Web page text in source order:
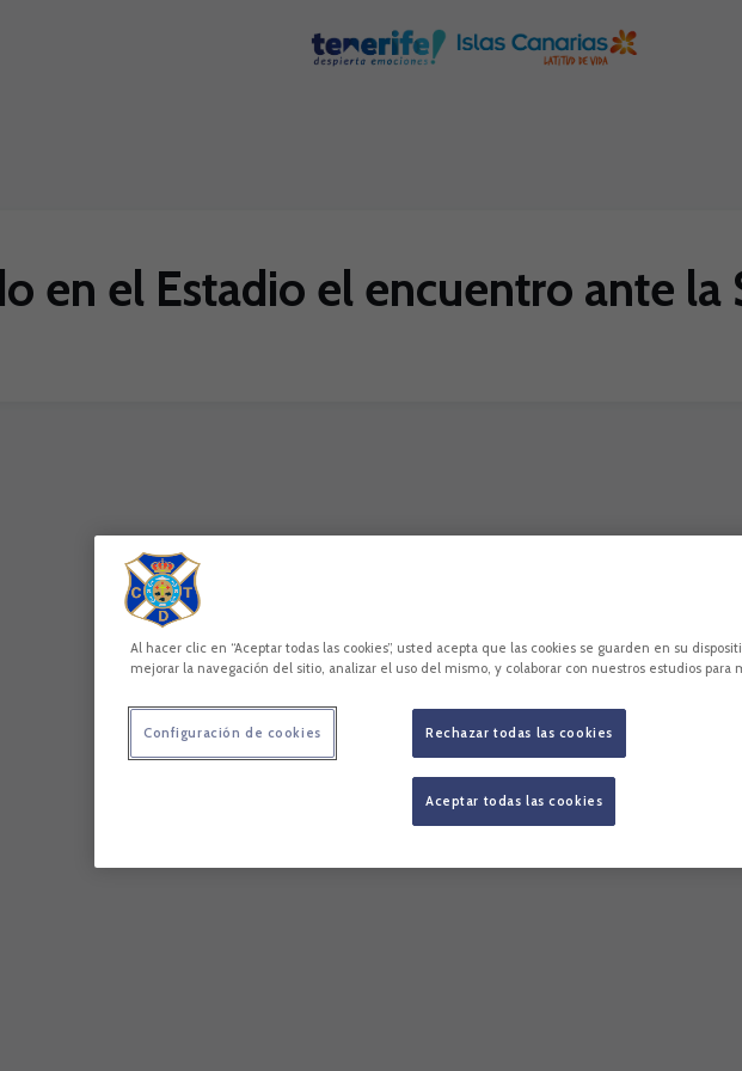
en el Estadio el encuentro ante la
Al hacer clic en “Aceptar todas las cookies”, usted acepta que las cookies se guarden en su
mejorar la navegación del sitio, analizar el uso del mismo, y colaborar con nuestros estudios para
Rechazar todas las cookies
Aceptar todas las cookies
Configuración de cookies